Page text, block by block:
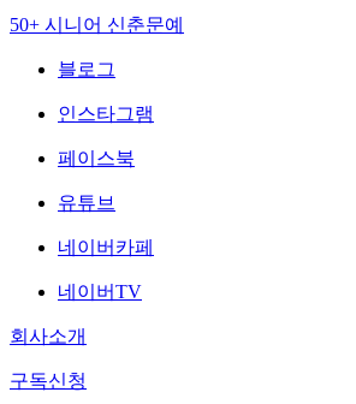
50+ 시니어 신춘문예
블로그
인스타그램
페이스북
유튜브
네이버카페
네이버TV
회사소개
구독신청